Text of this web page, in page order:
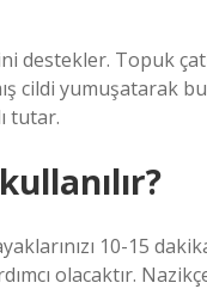
destekler. Topuk
cildi yumuşatarak
tutar.
10-15
olacaktır.